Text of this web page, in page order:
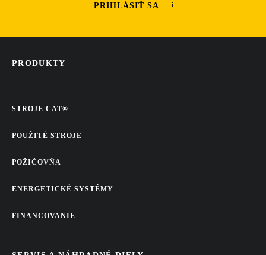
PRIHLÁSIŤ SA
PRODUKTY
STROJE CAT®
POUŽITÉ STROJE
POŽIČOVŇA
ENERGETICKÉ SYSTÉMY
FINANCOVANIE